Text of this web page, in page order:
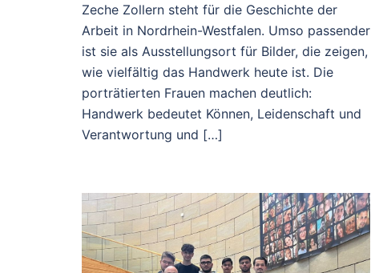
Zeche Zollern steht für die Geschichte der
Arbeit in Nordrhein-Westfalen. Umso passender
ist sie als Ausstellungsort für Bilder, die zeigen,
wie vielfältig das Handwerk heute ist. Die
porträtierten Frauen machen deutlich:
Handwerk bedeutet Können, Leidenschaft und
Verantwortung und […]